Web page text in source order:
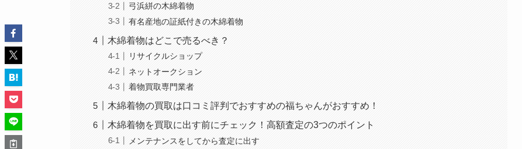
弓浜絣の木綿着物
有名産地の証紙付きの木綿着物
木綿着物はどこで売るべき？
リサイクルショップ
ネットオークション
着物買取専門業者
木綿着物の買取は口コミ評判でおすすめの福ちゃんがおすすめ！
木綿着物を買取に出す前にチェック！高額査定の3つのポイント
メンテナンスをしてから査定に出す